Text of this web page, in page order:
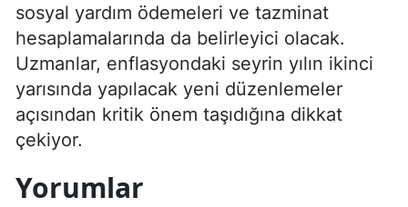
sosyal yardım ödemeleri ve tazminat
hesaplamalarında da belirleyici olacak.
Uzmanlar, enflasyondaki seyrin yılın ikinci
yarısında yapılacak yeni düzenlemeler
açısından kritik önem taşıdığına dikkat
çekiyor.
Yorumlar